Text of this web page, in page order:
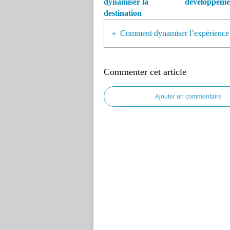
dynamiser la
destination
Commenter cet article
Ajouter un commentaire